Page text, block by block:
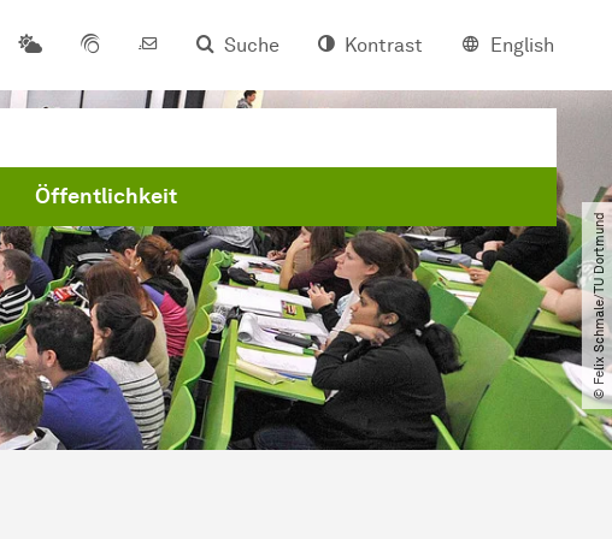
Suche Kontrast English
Öffentlichkeit
© Felix Schmale​/​TU Dortmund